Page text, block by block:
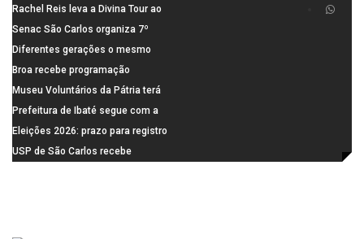
patrulhamento em São Carlos
mil novosempregos e retoma
saldo positivo em junho
Rachel Reis leva a Divina Tour ao
interior de São Paulo com shows
inéditos em São Carlos e Jundiaí
Senac São Carlos organiza 7º
Fórum Internacional Senac de
Educadores com debates sobre
pensamento crítico, leitura e
diversidade
Diferentes gerações o mesmo
amor: pais do Saae contam como
a paternidade transformou suas
histórias
Broa recebe programação
esportiva com corrida, vela e
demonstração de paramotor
Museu Voluntários da Pátria terá
horário especial nesta segunda-
feira (10)
Prefeitura de Ibaté segue com a
Campanha do Agasalho segue
durante o mês de agosto
Eleições 2026: prazo para registro
de candidaturas acaba em 15 de
USP de São Carlos recebe